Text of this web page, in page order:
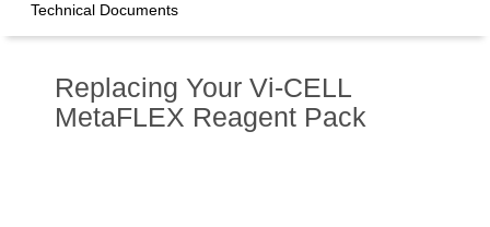
Technical Documents
Replacing Your Vi-CELL
MetaFLEX Reagent Pack